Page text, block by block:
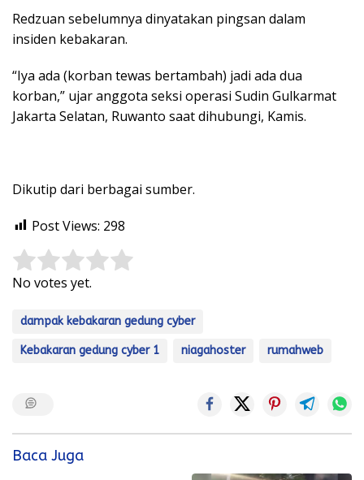
Redzuan sebelumnya dinyatakan pingsan dalam
insiden kebakaran.
“Iya ada (korban tewas bertambah) jadi ada dua
korban,” ujar anggota seksi operasi Sudin Gulkarmat
Jakarta Selatan, Ruwanto saat dihubungi, Kamis.
Dikutip dari berbagai sumber.
Post Views: 298
Rate this item:
No votes yet.
dampak kebakaran gedung cyber
Kebakaran gedung cyber 1 niagahoster rumahweb
Baca Juga